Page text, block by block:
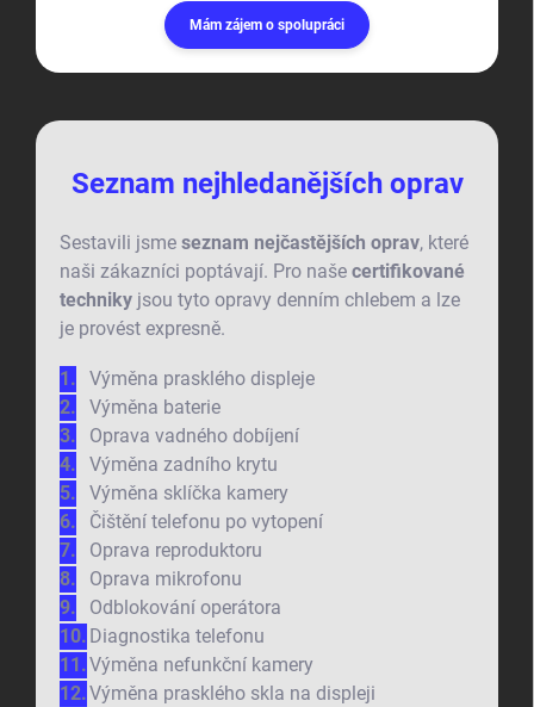
Mám zájem o spolupráci
Seznam nejhledanějších oprav
Sestavili jsme seznam nejčastějších oprav, které
naši zákazníci poptávají. Pro naše certifikované
techniky jsou tyto opravy denním chlebem a lze
je provést expresně.
Výměna prasklého displeje
Výměna baterie
Oprava vadného dobíjení
Výměna zadního krytu
Výměna sklíčka kamery
Čištění telefonu po vytopení
Oprava reproduktoru
Oprava mikrofonu
Odblokování operátora
Diagnostika telefonu
Výměna nefunkční kamery
Výměna prasklého skla na displeji